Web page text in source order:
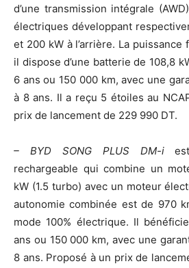
d’une transmission intégrale
électriques développant
et 200 kW à l’arrière. La
il dispose d’une batterie de 108,8
6 ans ou 150 000 km, avec une
à 8 ans. Il a reçu 5 étoiles au
prix de lancement de 229 990 DT.
– BYD SONG PLUS DM-iest
rechargeable qui combine un
kW (1.5 turbo) avec un moteur
autonomie combinée est de 970
mode 100% électrique. Il
ans ou 150 000 km, avec une
8 ans. Proposé à un prix de